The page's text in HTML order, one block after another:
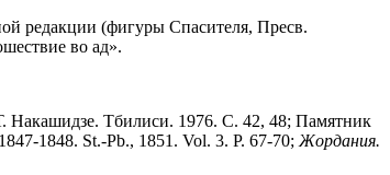
редакции (фигуры Спасителя, Пресв.
во ад».
Накашидзе. Тбилиси. 1976. С. 42, 48; Памятник
1848. St.-Pb., 1851. Vol. 3. P. 67-70; Жордания.